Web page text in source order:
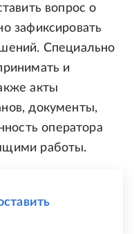
вопрос о
зафиксировать
Специально
и
акты
документы,
оператора
работы.